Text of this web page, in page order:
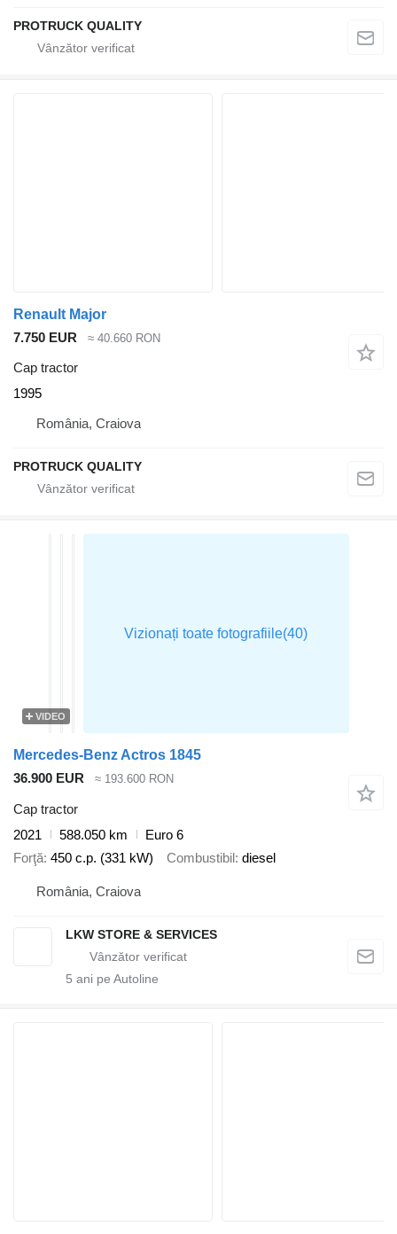
PROTRUCK QUALITY
Renault Major
7.750 EUR
≈ 40.660 RON
Cap tractor
1995
România, Craiova
PROTRUCK QUALITY
VIDEO
Mercedes-Benz Actros 1845
36.900 EUR
≈ 193.600 RON
Cap tractor
2021
588.050 km
Euro 6
Forţă 450 c.p. (331 kW) Combustibil diesel
România, Craiova
LKW STORE & SERVICES
5 ani pe Autoline